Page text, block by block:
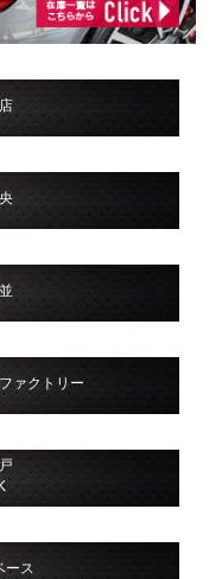
ァクトリー
ース